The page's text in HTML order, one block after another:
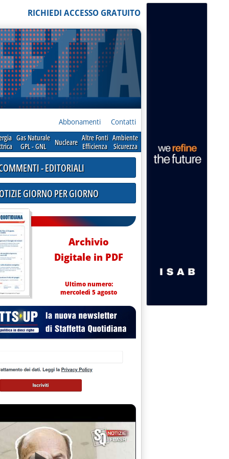
RICHIEDI ACCESSO GRATUITO
Abbonamenti Contatti
Gas Naturale
GPL - GNL
Nucleare Altre Fonti
Efficienza
Ambiente
Sicurezza
- EDITORIALI
GIORNO PER GIORNO
Archivio
Digitale in PDF
Ultimo numero:
mercoledì 5 agosto